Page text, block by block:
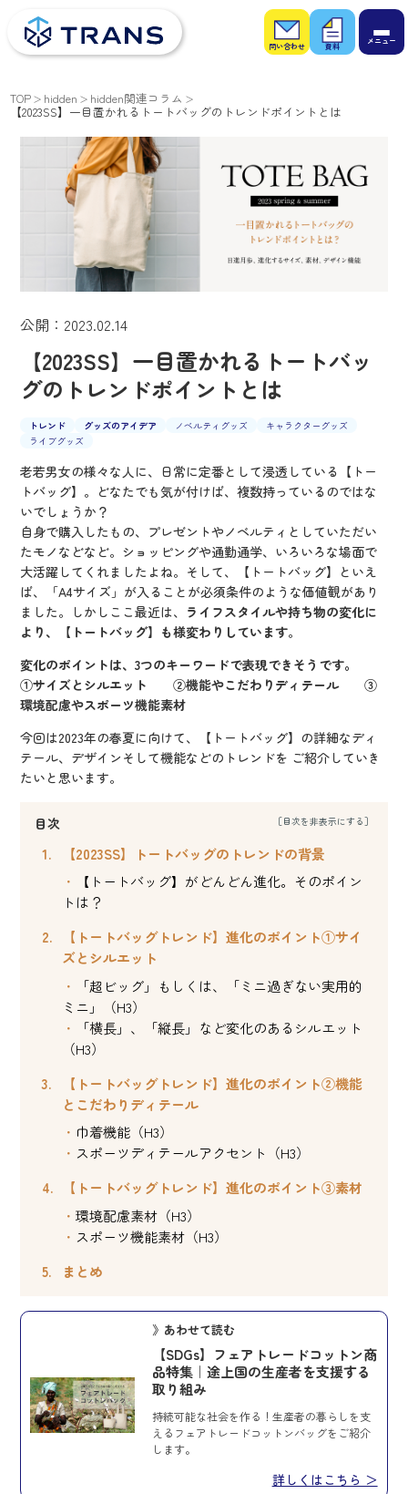
お問
い合
わせ
お役
立ち
資料
TOP hidden hidden関連コラム
【2023SS】一目置かれるトートバッグのトレンドポイントとは
公開：2023.02.14
【2023SS】一目置かれるトートバッ
グのトレンドポイントとは
トレンド グッズのアイデア ノベルティグッズ
キャラクターグッズ
ライブグッズ
老若男女の様々な人に、日常に定番として浸透している【トー
トバッグ】。どなたでも気が付けば、複数持っているのではな
いでしょうか？
自身で購入したもの、プレゼントやノベルティとしていただい
たモノなどなど。ショッピングや通勤通学、いろいろな場面で
大活躍してくれましたよね。そして、【トートバッグ】といえ
ば、「A4サイズ」が入ることが必須条件のような価値観があり
ました。しかしここ最近は、 ライフスタイルや持ち物の変化に
より、【トートバッグ】も様変わりしています。
変化のポイントは、3つのキーワードで表現できそうです。
①サイズとシルエット ②機能やこだわりディテール ③
環境配慮やスポーツ機能素材
今回は2023年の春夏に向けて、【トートバッグ】の詳細なディ
テール、デザインそして機能などのトレンドを ご紹介していき
たいと思います。
目次
【2023SS】トートバッグのトレンドの背景
【トートバッグ】がどんどん進化。そのポイン
トは？
【トートバッグトレンド】進化のポイント①サイ
ズとシルエット
「超ビッグ」もしくは、「ミニ過ぎない実用的
ミニ」（H3）
「横長」、「縦長」など変化のあるシルエット
（H3）
【トートバッグトレンド】進化のポイント②機能
とこだわりディテール
巾着機能（H3）
スポーツディテールアクセント（H3）
【トートバッグトレンド】進化のポイント③素材
環境配慮素材（H3）
スポーツ機能素材（H3）
まとめ
》あわせて読む
【SDGs】フェアトレードコットン商
品特集｜途上国の生産者を支援する
取り組み
持続可能な社会を作る！生産者の暮らしを支
えるフェアトレードコットンバッグをご紹介
します。
詳しくはこちら ＞